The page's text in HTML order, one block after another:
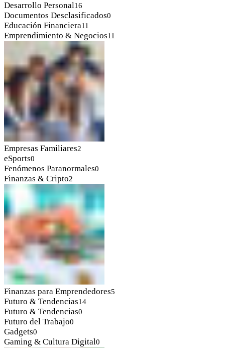
Desarrollo Personal16
Documentos Desclasificados0
Educación Financiera11
Emprendimiento & Negocios11
Empresas Familiares2
eSports0
Fenómenos Paranormales0
Finanzas & Cripto2
Finanzas para Emprendedores5
Futuro & Tendencias14
Futuro & Tendencias0
Futuro del Trabajo0
Gadgets0
Gaming & Cultura Digital0